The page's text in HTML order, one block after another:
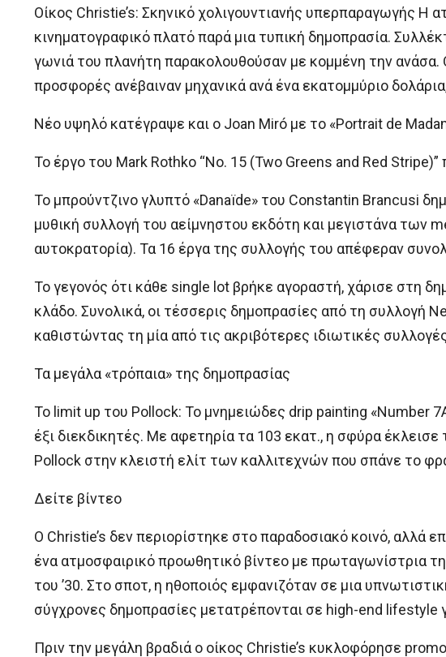
Οίκος Christie’s: Σκηνικό χολιγουντιανής υπερπαραγωγής Η
κινηματογραφικό πλατό παρά μια τυπική δημοπρασία.
γωνιά του πλανήτη παρακολουθούσαν με κομμένη την
προσφορές ανέβαιναν μηχανικά ανά ένα εκατομμύριο
Νέο υψηλό κατέγραψε και ο Joan Miró με το «Portrait de
Το έργο του Mark Rothko “No. 15 (Two Greens and Red
Το μπρούντζινο γλυπτό «Danaïde» του Constantin Brancusi
μυθική συλλογή του αείμνηστου εκδότη και μεγιστάνα
αυτοκρατορία). Τα 16 έργα της συλλογής του απέφεραν
Το γεγονός ότι κάθε single lot βρήκε αγοραστή, χάρισε στη
κλάδο. Συνολικά, οι τέσσερις δημοπρασίες από τη συλλογή
καθιστώντας τη μία από τις ακριβότερες ιδιωτικές
Τα μεγάλα «τρόπαια» της δημοπρασίας
Το limit up του Pollock: Το μνημειώδες drip painting «Number
έξι διεκδικητές. Με αφετηρία τα 103 εκατ., η σφύρα
Pollock στην κλειστή ελίτ των καλλιτεχνών που σπάνε το
Δείτε βίντεο
Ο Christie’s δεν περιορίστηκε στο παραδοσιακό κοινό, αλλά
ένα ατμοσφαιρικό προωθητικό βίντεο με πρωταγωνίστρια
του ’30. Στο σποτ, η ηθοποιός εμφανιζόταν σε μια
σύγχρονες δημοπρασίες μετατρέπονται σε high-end lifestyle
Πριν την μεγάλη βραδιά ο οίκος Christie’s κυκλοφόρησε